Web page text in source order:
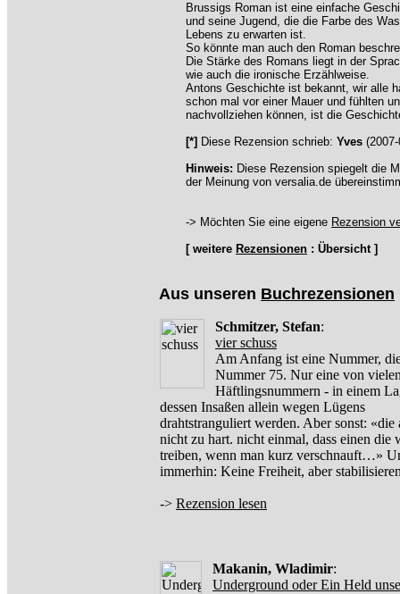
Brussigs Roman ist eine einfache
und seine Jugend, die die Farbe des
Lebens zu erwarten ist.
So könnte man auch den Roman
Die Stärke des Romans liegt in der
wie auch die ironische Erzählweise.
Antons Geschichte ist bekannt, wir alle
schon mal vor einer Mauer und fühlten
nachvollziehen können, ist die
[*] Diese Rezension schrieb: Yves
Hinweis: Diese Rezension spiegelt die
der Meinung von versalia.de
-> Möchten Sie eine eigene Rezension
[ weitere Rezensionen : Übersicht ]
Aus unseren Buchrezensionen
Schmitzer, Stefan:
vier schuss
Am Anfang ist eine Nummer,
Nummer 75. Nur eine von
Häftlingsnummern - in einem
dessen Insaßen allein wegen Lügens
drahtstranguliert werden. Aber sonst: «die
nicht zu hart. nicht einmal, dass einen die
treiben, wenn man kurz verschnauft…»
immerhin: Keine Freiheit, aber
-> Rezension lesen
Makanin, Wladimir:
Underground oder Ein Held